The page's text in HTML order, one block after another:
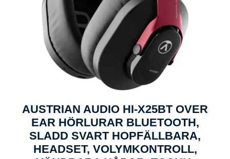
AUSTRIAN AUDIO HI-X25BT OVER
EAR HÖRLURAR BLUETOOTH,
SLADD SVART HOPFÄLLBARA,
HEADSET, VOLYMKONTROLL,